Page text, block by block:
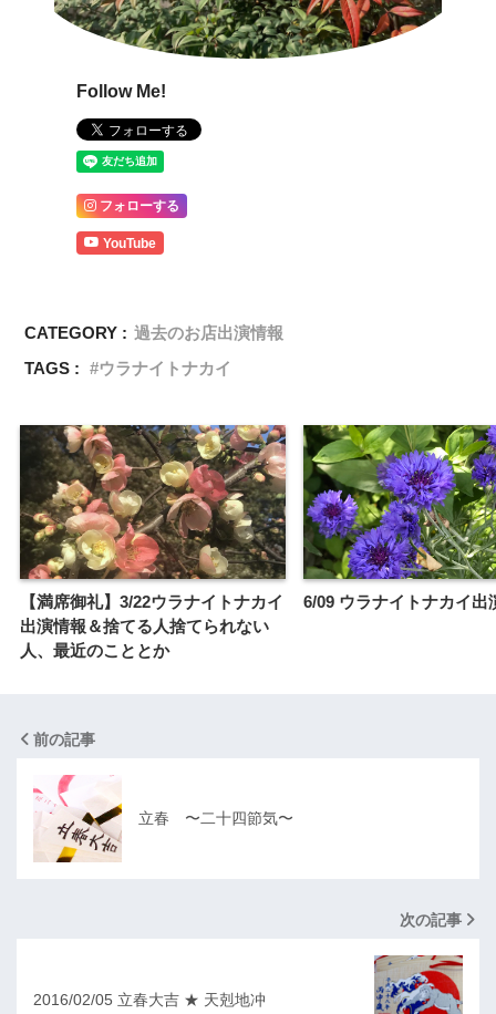
Follow Me!
フォローする
YouTube
CATEGORY : 過去のお店出演情報
TAGS :
ウラナイトナカイ
【満席御礼】3/22ウラナイトナカイ
出演情報＆捨てる人捨てられない
人、最近のこととか
6/09 ウラナイトナカイ出
前の記事
立春 〜二十四節気〜
次の記事
2016/02/05 立春大吉 ★ 天剋地冲